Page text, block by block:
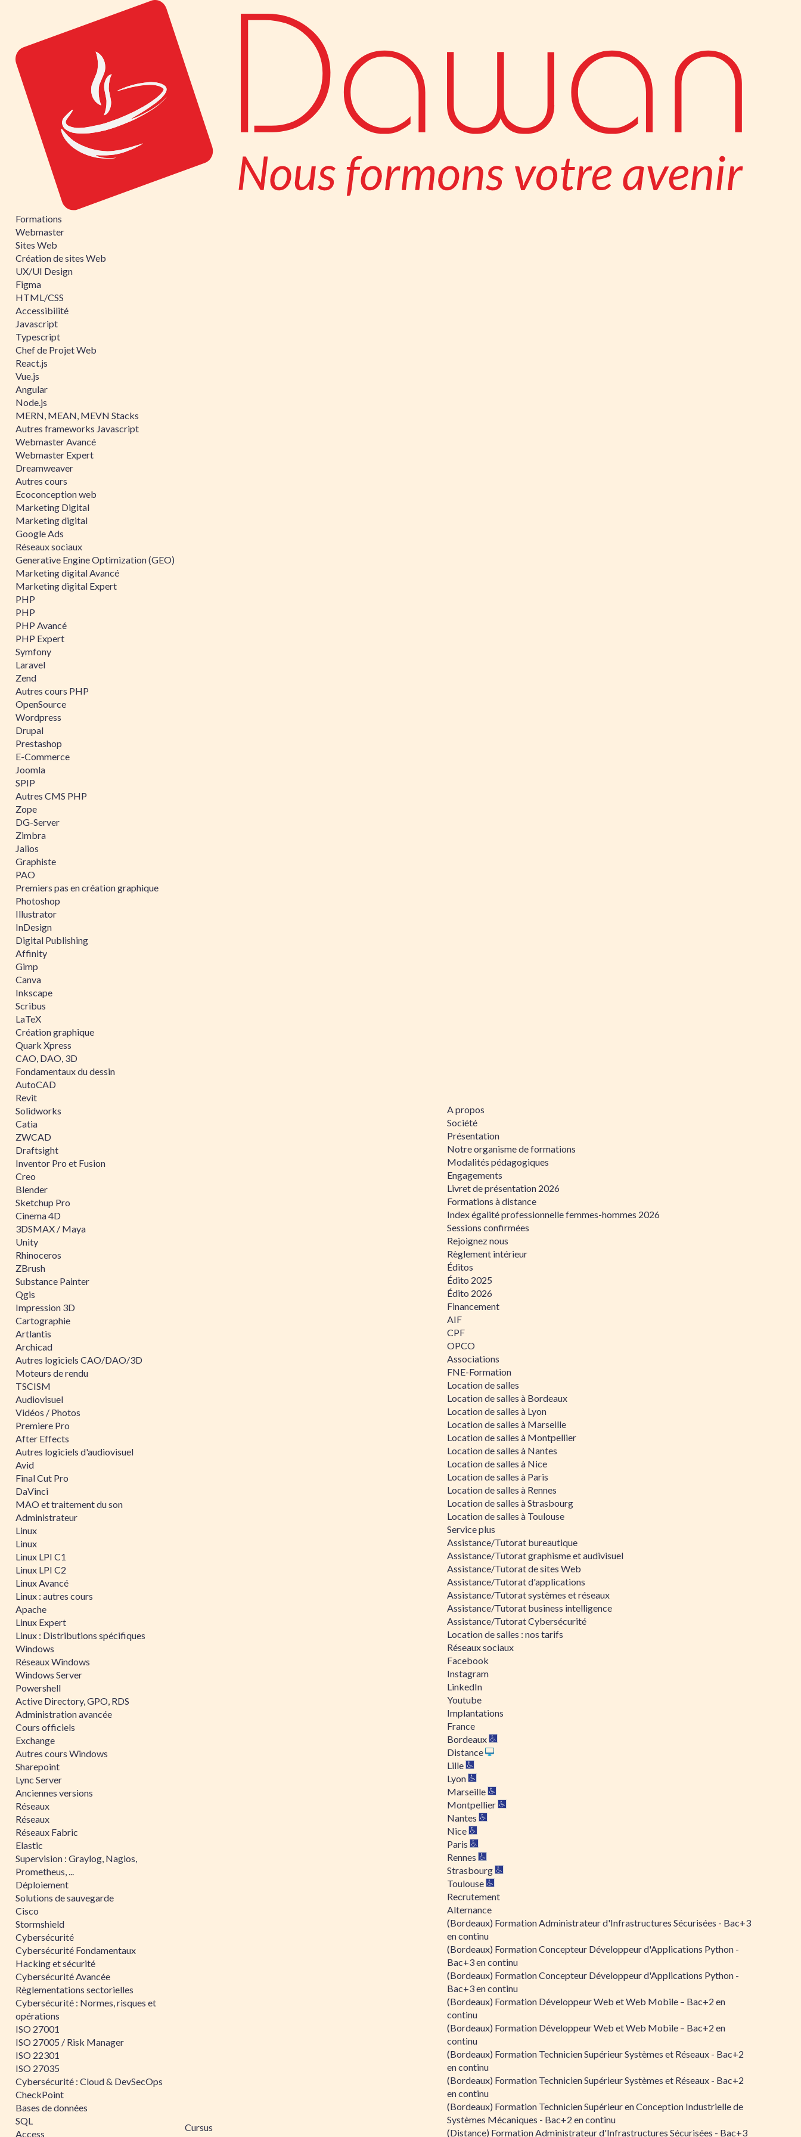
Formations
Webmaster
Sites Web
Création de sites Web
UX/UI Design
Figma
HTML/CSS
Accessibilité
Javascript
Typescript
Chef de Projet Web
React.js
Vue.js
Angular
Node.js
MERN, MEAN, MEVN Stacks
Autres frameworks Javascript
Webmaster Avancé
Webmaster Expert
Dreamweaver
Autres cours
Ecoconception web
Marketing Digital
Marketing digital
Google Ads
Réseaux sociaux
Generative Engine Optimization (GEO)
Marketing digital Avancé
Marketing digital Expert
PHP
PHP
PHP Avancé
PHP Expert
Symfony
Laravel
Zend
Autres cours PHP
OpenSource
Wordpress
Drupal
Prestashop
E-Commerce
Joomla
SPIP
Autres CMS PHP
Zope
DG-Server
Zimbra
Jalios
Graphiste
PAO
Premiers pas en création graphique
Photoshop
Illustrator
InDesign
Digital Publishing
Affinity
Gimp
Canva
Inkscape
Scribus
LaTeX
Création graphique
Quark Xpress
CAO, DAO, 3D
Fondamentaux du dessin
AutoCAD
Revit
Solidworks
Catia
ZWCAD
Draftsight
Inventor Pro et Fusion
Creo
Blender
Sketchup Pro
Cinema 4D
3DSMAX / Maya
Unity
Rhinoceros
ZBrush
Substance Painter
Qgis
Impression 3D
Cartographie
Artlantis
Archicad
Autres logiciels CAO/DAO/3D
Moteurs de rendu
TSCISM
Audiovisuel
Vidéos / Photos
Premiere Pro
After Effects
Autres logiciels d'audiovisuel
Avid
Final Cut Pro
DaVinci
MAO et traitement du son
Administrateur
Linux
Linux
Linux LPI C1
Linux LPI C2
Linux Avancé
Linux : autres cours
Apache
Linux Expert
Linux : Distributions spécifiques
Windows
Réseaux Windows
Windows Server
Powershell
Active Directory, GPO, RDS
Administration avancée
Cours officiels
Exchange
Autres cours Windows
Sharepoint
Lync Server
Anciennes versions
Réseaux
Réseaux
Réseaux Fabric
Elastic
Supervision : Graylog, Nagios,
Prometheus, ...
Déploiement
Solutions de sauvegarde
Cisco
Stormshield
Cybersécurité
Cybersécurité Fondamentaux
Hacking et sécurité
Cybersécurité Avancée
Règlementations sectorielles
Cybersécurité : Normes, risques et
opérations
ISO 27001
ISO 27005 / Risk Manager
ISO 22301
ISO 27035
Cybersécurité : Cloud & DevSecOps
CheckPoint
Bases de données
SQL
Access
Cursus
A propos
Société
Présentation
Notre organisme de formations
Modalités pédagogiques
Engagements
Livret de présentation 2026
Formations à distance
Index égalité professionnelle femmes-hommes 2026
Sessions confirmées
Rejoignez nous
Règlement intérieur
Éditos
Édito 2025
Édito 2026
Financement
AIF
CPF
OPCO
Associations
FNE-Formation
Location de salles
Location de salles à Bordeaux
Location de salles à Lyon
Location de salles à Marseille
Location de salles à Montpellier
Location de salles à Nantes
Location de salles à Nice
Location de salles à Paris
Location de salles à Rennes
Location de salles à Strasbourg
Location de salles à Toulouse
Service plus
Assistance/Tutorat bureautique
Assistance/Tutorat graphisme et audivisuel
Assistance/Tutorat de sites Web
Assistance/Tutorat d'applications
Assistance/Tutorat systèmes et réseaux
Assistance/Tutorat business intelligence
Assistance/Tutorat Cybersécurité
Location de salles : nos tarifs
Réseaux sociaux
Facebook
Instagram
LinkedIn
Youtube
Implantations
France
Bordeaux
Distance
Lille
Lyon
Marseille
Montpellier
Nantes
Nice
Paris
Rennes
Strasbourg
Toulouse
Recrutement
Alternance
(Bordeaux) Formation Administrateur d'Infrastructures Sécurisées - Bac+3
en continu
(Bordeaux) Formation Concepteur Développeur d'Applications Python -
Bac+3 en continu
(Bordeaux) Formation Concepteur Développeur d'Applications Python -
Bac+3 en continu
(Bordeaux) Formation Développeur Web et Web Mobile – Bac+2 en
continu
(Bordeaux) Formation Développeur Web et Web Mobile – Bac+2 en
continu
(Bordeaux) Formation Technicien Supérieur Systèmes et Réseaux - Bac+2
en continu
(Bordeaux) Formation Technicien Supérieur Systèmes et Réseaux - Bac+2
en continu
(Bordeaux) Formation Technicien Supérieur en Conception Industrielle de
Systèmes Mécaniques - Bac+2 en continu
(Distance) Formation Administrateur d'Infrastructures Sécurisées - Bac+3